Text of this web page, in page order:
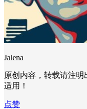
Jalena
原创内容，转载请注
适用！
点赞